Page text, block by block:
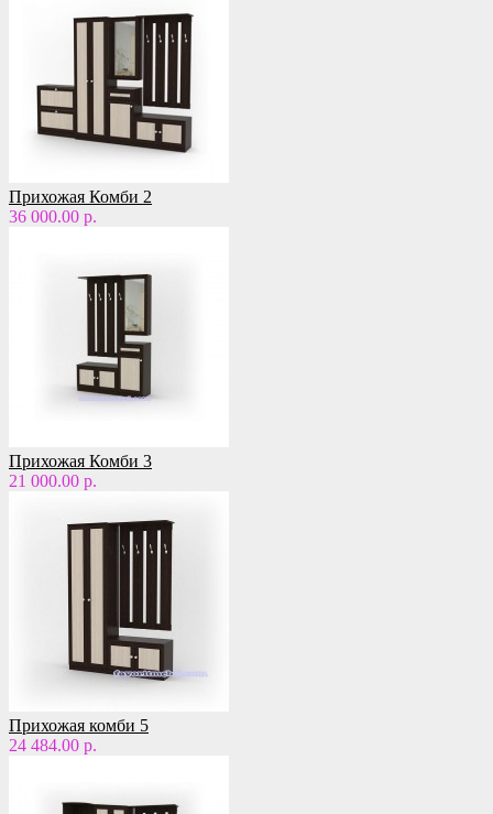
Прихожая Комби 2
36 000.00 р.
Прихожая Комби 3
21 000.00 р.
Прихожая комби 5
24 484.00 р.